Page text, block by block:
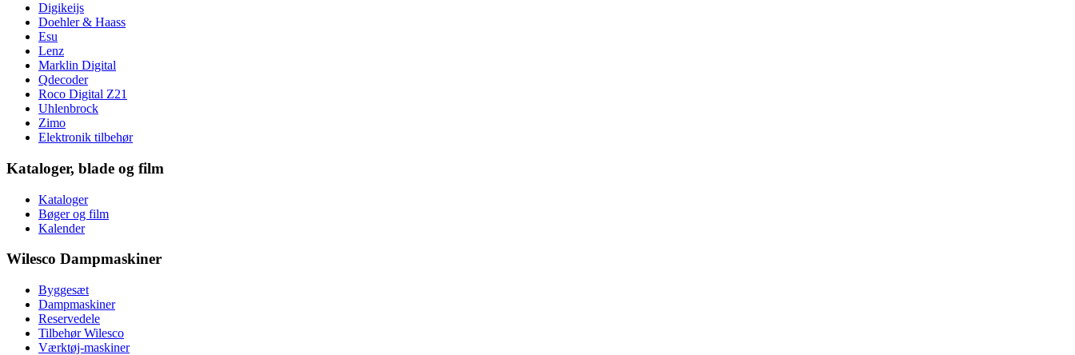
Digikeijs
Doehler & Haass
Esu
Lenz
Marklin Digital
Qdecoder
Roco Digital Z21
Uhlenbrock
Zimo
Elektronik tilbehør
Kataloger, blade og film
Kataloger
Bøger og film
Kalender
Wilesco Dampmaskiner
Byggesæt
Dampmaskiner
Reservedele
Tilbehør Wilesco
Værktøj-maskiner